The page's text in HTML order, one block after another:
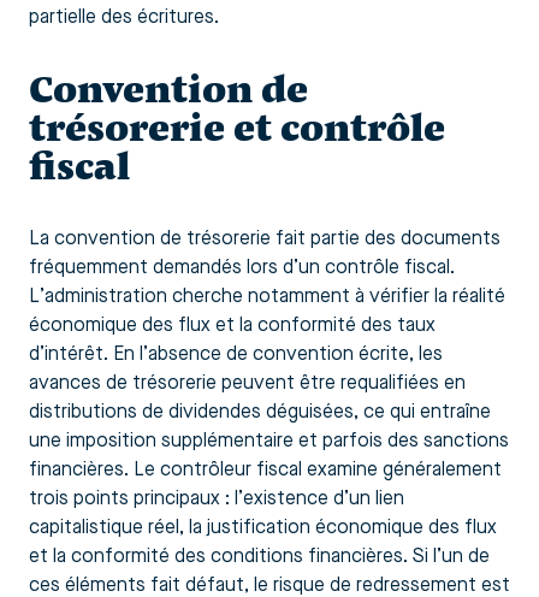
partielle des écritures.
Convention de
trésorerie et contrôle
fiscal
La convention de trésorerie fait partie des documents
fréquemment demandés lors d’un contrôle fiscal.
L’administration cherche notamment à vérifier la réalité
économique des flux et la conformité des taux
d’intérêt. En l’absence de convention écrite, les
avances de trésorerie peuvent être requalifiées en
distributions de dividendes déguisées, ce qui entraîne
une imposition supplémentaire et parfois des sanctions
financières. Le contrôleur fiscal examine généralement
trois points principaux : l’existence d’un lien
capitalistique réel, la justification économique des flux
et la conformité des conditions financières. Si l’un de
ces éléments fait défaut, le risque de redressement est